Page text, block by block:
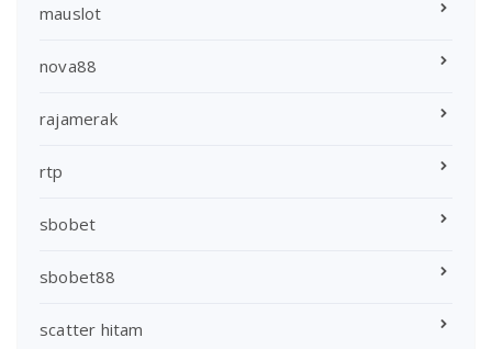
mauslot
nova88
rajamerak
rtp
sbobet
sbobet88
scatter hitam